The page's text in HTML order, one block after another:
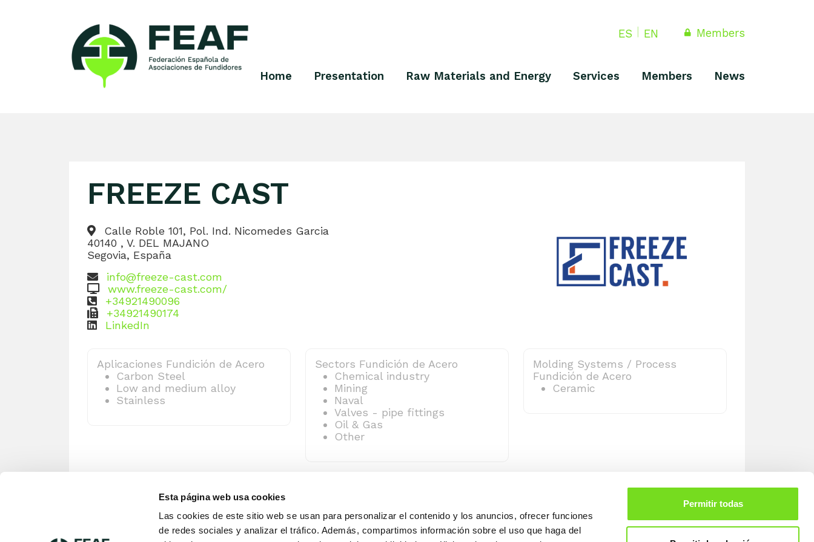
Esta página web usa cookies
Las cookies de este sitio web se usan para personalizar el contenido y los anuncios, ofrecer funciones
de redes sociales y analizar el tráfico. Además, compartimos información sobre el uso que haga del
Permitir todas
ES EN Members
Home Presentation Raw Materials and Energy Services Members News
FREEZE CAST
Calle Roble 101, Pol. Ind. Nicomedes Garcia
40140 , V. DEL MAJANO
Segovia, España
info@freeze-cast.com
www.freeze-cast.com/
+34921490096
+34921490174
LinkedIn
Aplicaciones Fundición de Acero
Carbon Steel
Low and medium alloy
Stainless
Sectors Fundición de Acero
Chemical industry
Mining
Naval
Valves - pipe fittings
Oil & Gas
Other
Molding Systems / Process
Fundición de Acero
Ceramic